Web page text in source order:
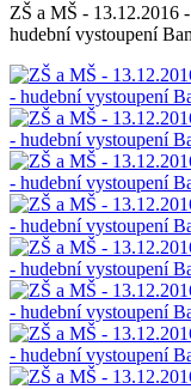
ZŠ a MŠ - 13.12.2016
hudební vystoupení